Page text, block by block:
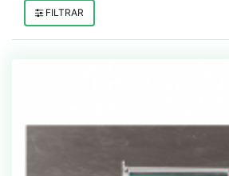
FILTRAR